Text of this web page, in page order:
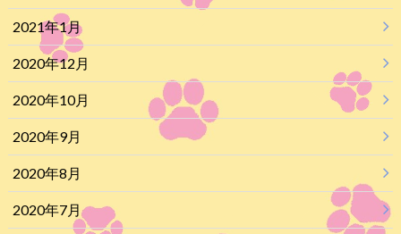
2021年1月
2020年12月
2020年10月
2020年9月
2020年8月
2020年7月